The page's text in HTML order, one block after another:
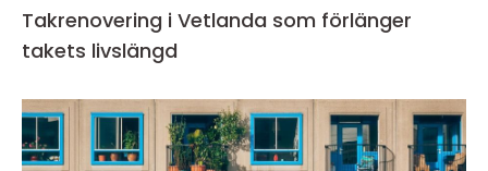
Takrenovering i Vetlanda som förlänger
takets livslängd